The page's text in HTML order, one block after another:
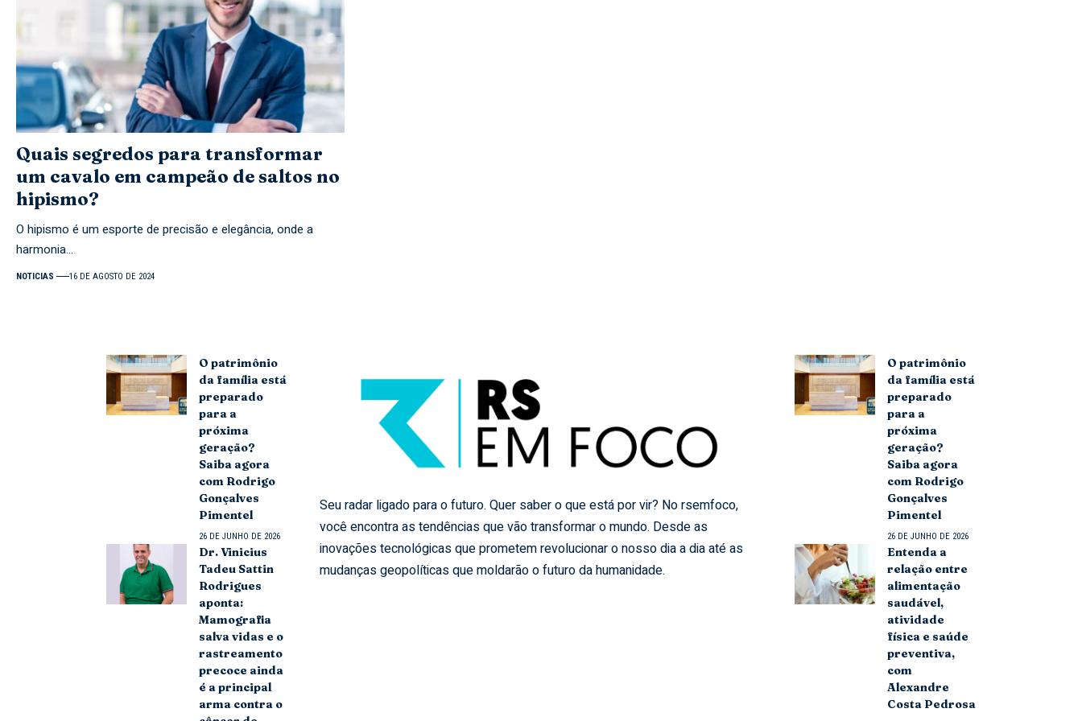
Quais segredos para transformar
um cavalo em campeão de saltos no
hipismo?
O hipismo é um esporte de precisão e elegância, onde a
harmonia…
NOTICIAS 16 DE AGOSTO DE 2024
O patrimônio
da família está
preparado
para a
próxima
geração?
Saiba agora
com Rodrigo
Gonçalves
Pimentel
26 DE JUNHO DE 2026
Dr. Vinicius
Tadeu Sattin
Rodrigues
aponta:
Mamografia
salva vidas e o
rastreamento
precoce ainda
é a principal
arma contra o
Seu radar ligado para o futuro. Quer saber o que está por vir? No rsemfoco,
você encontra as tendências que vão transformar o mundo. Desde as
inovações tecnológicas que prometem revolucionar o nosso dia a dia até as
mudanças geopolíticas que moldarão o futuro da humanidade.
O patrimônio
da família está
preparado
para a
próxima
geração?
Saiba agora
com Rodrigo
Gonçalves
Pimentel
26 DE JUNHO DE 2026
Entenda a
relação entre
alimentação
saudável,
atividade
física e saúde
preventiva,
com
Alexandre
Costa Pedrosa